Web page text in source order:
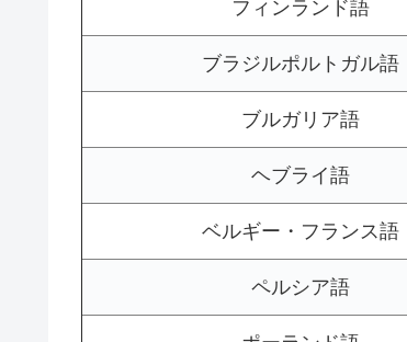
フィンランド語
ブラジルポルトガル語
ブルガリア語
ヘブライ語
ベルギー・フランス語
ペルシア語